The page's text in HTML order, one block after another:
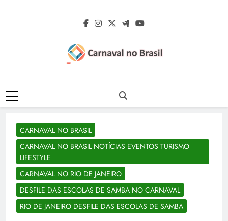
Carnaval No
Brasil 2027 –
Carnaval De Rua
2027 – Desfile
Das Escolas De
Samba
Rua 2027 – Desfile Das Escolas De
Samba – Fotos Carnaval 2026 – Blocos
Rainhas De Bateria – Famosos No
Carnaval
CARNAVAL NO BRASIL
CARNAVAL NO BRASIL NOTÍCIAS EVENTOS TURISMO
LIFESTYLE
CARNAVAL NO RIO DE JANEIRO
DESFILE DAS ESCOLAS DE SAMBA NO CARNAVAL
RIO DE JANEIRO DESFILE DAS ESCOLAS DE SAMBA